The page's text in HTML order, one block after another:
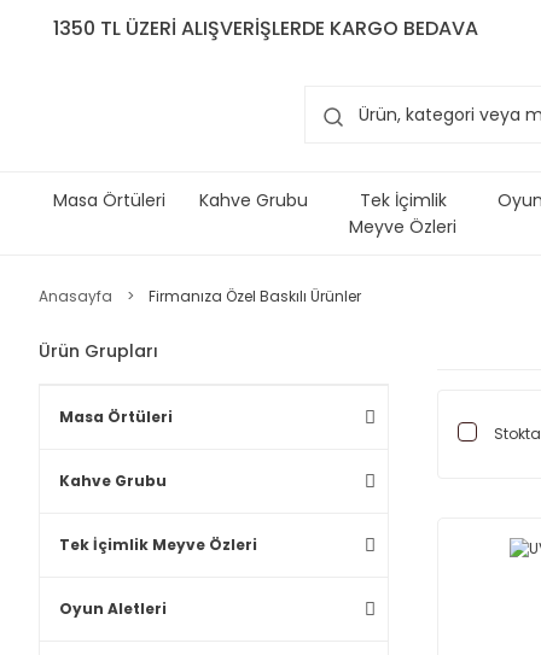
1350 TL ÜZERİ ALIŞVERİŞLERDE KARGO BEDAVA
Masa Örtüleri Kahve Grubu
Tek İçimlik
Meyve Özleri
Anasayfa Firmanıza Özel Baskılı Ürünler
Ürün Grupları
Masa Örtüleri
Kahve Grubu
Tek İçimlik Meyve Özleri
Oyun Aletleri